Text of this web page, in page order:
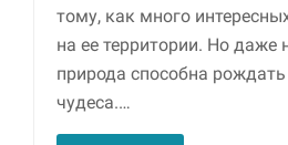
тому, как много
на ее территории. Но даже
природа способна
чудеса.…